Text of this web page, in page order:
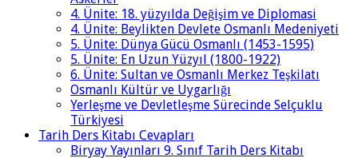
4. Ünite: 18. yüzyılda Değişim ve Diplomasi
4. Ünite: Beylikten Devlete Osmanlı Medeniyeti
5. Ünite: Dünya Gücü Osmanlı (1453-1595)
5. Ünite: En Uzun Yüzyıl (1800-1922)
6. Ünite: Sultan ve Osmanlı Merkez Teşkilatı
Osmanlı Kültür ve Uygarlığı
Yerleşme ve Devletleşme Sürecinde Selçuklu
Türkiyesi
Tarih Ders Kitabı Cevapları
Biryay Yayınları 9. Sınıf Tarih Ders Kitabı